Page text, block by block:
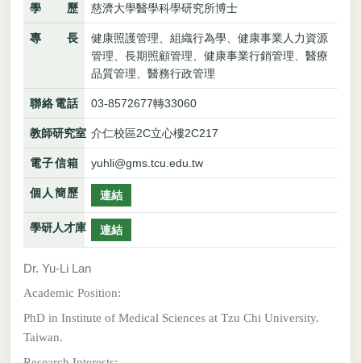
學歷 慈濟大學醫學科學研究所博士
專長
健康照護管理、組織行為學、健康事業人力資源
管理、長期照顧管理、健康事業行銷管理、醫療
品質管理、醫務行政管理
聯絡電話 03-8572677轉33060
教師研究室 介仁校區2C立心樓2C217
電子信箱 yuhli@gms.tcu.edu.tw
個人簡歷 連結
學研人才庫 連結
Dr. Yu-Li Lan
Academic Position:
PhD in Institute of Medical Sciences at Tzu Chi University.
Taiwan.